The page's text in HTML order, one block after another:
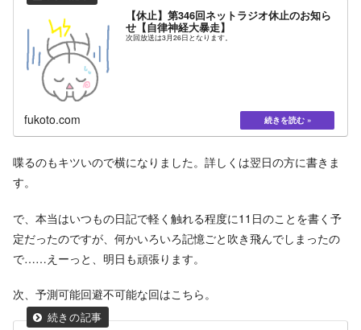
【休止】第346回ネットラジオ休止のお知ら
せ【自律神経大暴走】
次回放送は3月26日となります。
fukoto.com
喋るのもキツいので横になりました。詳しくは翌日の方に書きま
す。
で、本当はいつもの日記で軽く触れる程度に11日のことを書く予
定だったのですが、何かいろいろ記憶ごと吹き飛んでしまったの
で……えーっと、明日も頑張ります。
次、予測可能回避不可能な回はこちら。